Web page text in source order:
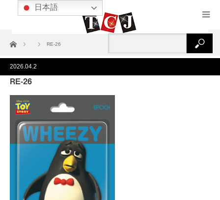
ホーム RE-26
2026.04.2
RE-26
日本語